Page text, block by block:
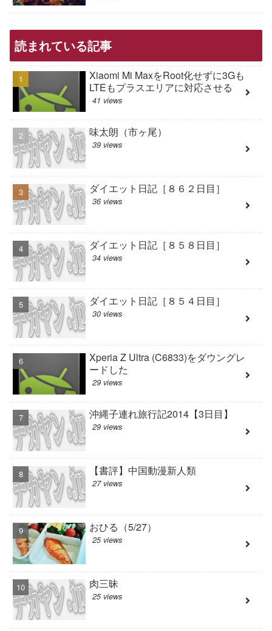
読まれている記事
Xiaomi Mi MaxをRoot化せずに3Gも
LTEもプラスエリアに対応させる
41 views
味太朗（市ヶ尾）
39 views
ダイエット日記［８６２日目］
36 views
ダイエット日記［８５８日目］
34 views
ダイエット日記［８５４日目］
30 views
Xperia Z Ultra (C6833)をダウングレ
ードした
29 views
沖縄子連れ旅行記2014【3日目】
29 views
【書評】中国動漫新人類
27 views
おひる（5/27）
25 views
肉三昧
25 views